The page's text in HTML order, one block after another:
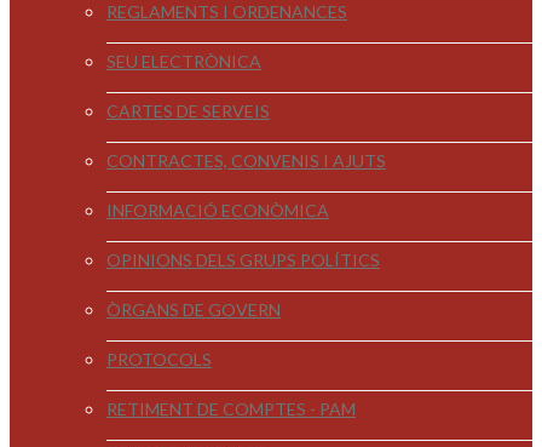
REGLAMENTS I ORDENANCES
SEU ELECTRÒNICA
CARTES DE SERVEIS
CONTRACTES, CONVENIS I AJUTS
INFORMACIÓ ECONÒMICA
OPINIONS DELS GRUPS POLÍTICS
ÒRGANS DE GOVERN
PROTOCOLS
RETIMENT DE COMPTES - PAM